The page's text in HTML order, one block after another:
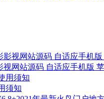
网站源码 自适应手机版
须知